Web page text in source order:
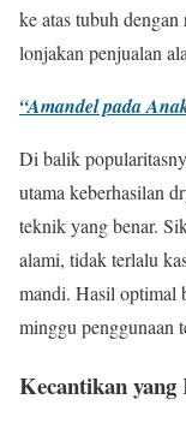
ke atas tubuh
lonjakan penjualan
“Amandel pada
Di balik
utama keberhasilan
teknik yang benar.
alami, tidak terlalu
mandi. Hasil optimal
minggu penggunaan
Kecantikan